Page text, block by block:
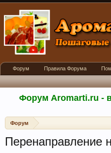
Форум Aromarti.ru -
Форум
Перенаправление
Форум Правила Форума